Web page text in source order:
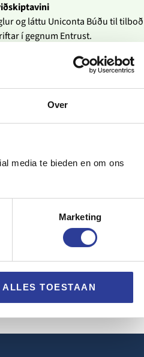
Over
media te bieden en om ons
Marketing
ALLES TOESTAAN
og láttu Uniconta Búðu til
í gegnum Entrust.
að kaupa eða útvista, býrðu
úthluta verkefnum
áætlaðu fresta og úthlutaðu
kostnað og tekjur.
stendur hefur þú stjórn á öllu
við raunverulegan